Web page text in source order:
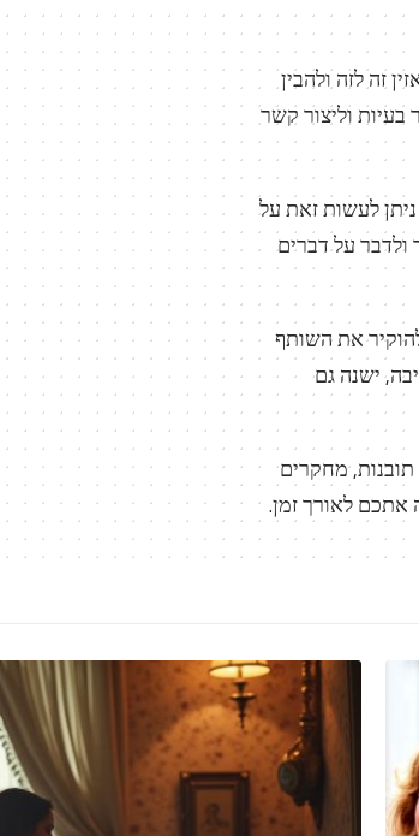
זה לזה ולהבין
בעיות וליצור קשר
לעשות זאת על
ולדבר על דברים
את השותף
ישנה גם
מחקרים
אתכם לאורך זמן.